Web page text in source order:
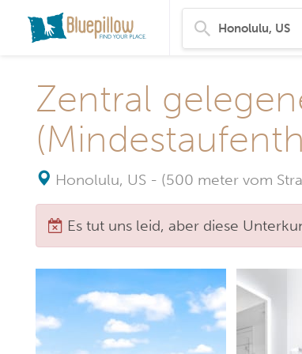
Zentral
Honolulu, US - (500 meter vom
Es tut uns leid, aber diese